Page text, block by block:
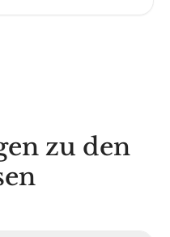
zu den